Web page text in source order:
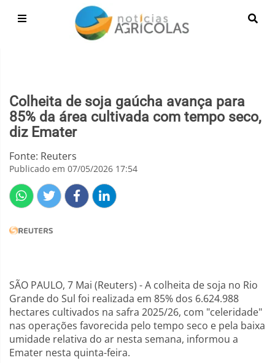
Colheita de soja gaúcha avança para
85% da área cultivada com tempo seco,
diz Emater
Fonte: Reuters
Publicado em 07/05/2026 17:54
SÃO PAULO, 7 Mai (Reuters) - A colheita de soja no Rio
Grande do Sul foi realizada em 85% dos 6.624.988
hectares cultivados na safra 2025/26, com "celeridade"
nas operações favorecida pelo tempo seco e pela baixa
umidade relativa do ar nesta semana, informou a
Emater nesta quinta-feira.